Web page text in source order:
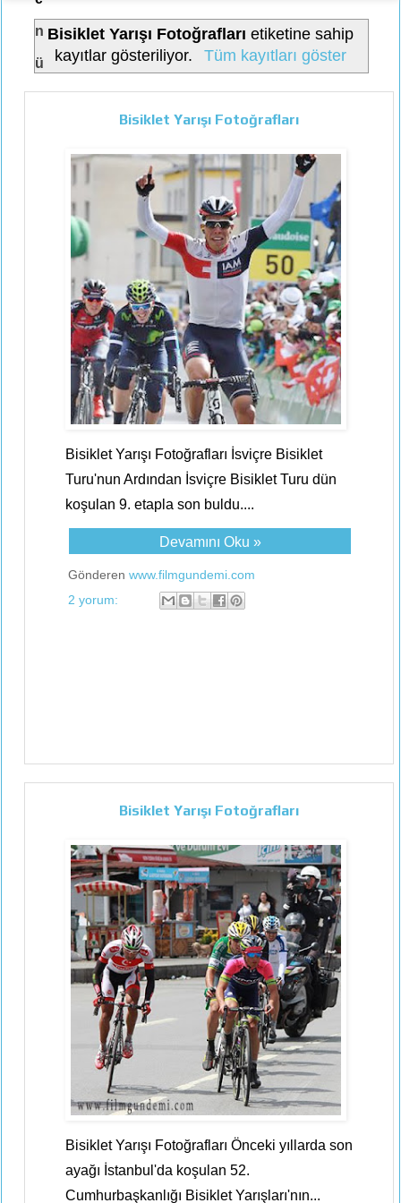
n
ü
Bisiklet Yarışı Fotoğrafları etiketine sahip
kayıtlar gösteriliyor.
Tüm kayıtları göster
Bisiklet Yarışı Fotoğrafları
Bisiklet Yarışı Fotoğrafları İsviçre Bisiklet
Turu'nun Ardından İsviçre Bisiklet Turu dün
koşulan 9. etapla son buldu....
Devamını Oku »
Gönderen www.filmgundemi.com
2 yorum:
Bisiklet Yarışı Fotoğrafları
Bisiklet Yarışı Fotoğrafları Önceki yıllarda son
ayağı İstanbul'da koşulan 52.
Cumhurbaşkanlığı Bisiklet Yarışları'nın...